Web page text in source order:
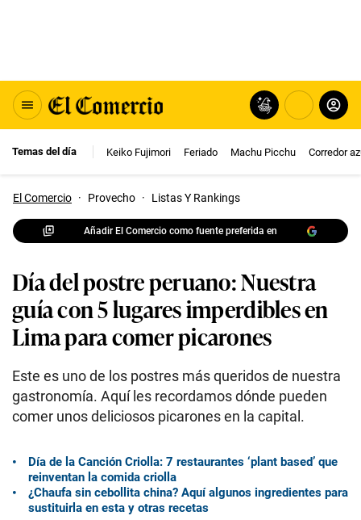
Temas del día Keiko Fujimori Feriado Machu Picchu Corredor
El Comercio · Provecho · Listas Y Rankings
Añadir El Comercio como fuente preferida en
Día del postre peruano: Nuestra
guía con 5 lugares imperdibles en
Lima para comer picarones
Este es uno de los postres más queridos de nuestra
gastronomía. Aquí les recordamos dónde pueden
comer unos deliciosos picarones en la capital.
Día de la Canción Criolla: 7 restaurantes ‘plant based’ que
reinventan la comida criolla
¿Chaufa sin cebollita china? Aquí algunos ingredientes para
sustituirla en esta y otras recetas